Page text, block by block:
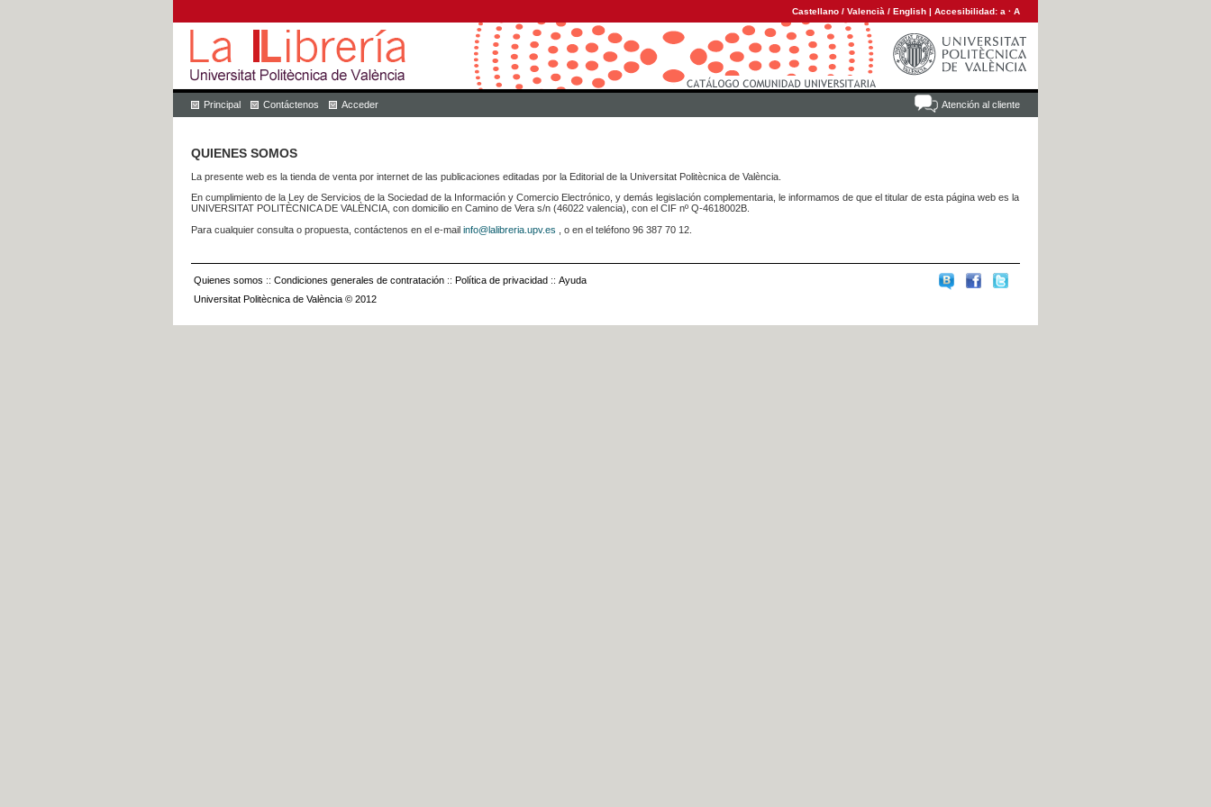
Castellano / Valencià / English | Accesibilidad: a · A
Atención al cliente
Principal Contáctenos Acceder
QUIENES SOMOS
La presente web es la tienda de venta por internet de las publicaciones editadas por la Editorial de la Universitat Politècnica de València.
En cumplimiento de la Ley de Servicios de la Sociedad de la Información y Comercio Electrónico, y demás legislación complementaria, le informamos de que el titular de esta página web es la
UNIVERSITAT POLITÈCNICA DE VALÈNCIA, con domicilio en Camino de Vera s/n (46022 valencia), con el CIF nº Q-4618002B.
Para cualquier consulta o propuesta, contáctenos en el e-mail info@lalibreria.upv.es , o en el teléfono 96 387 70 12.
Quienes somos :: Condiciones generales de contratación :: Política de privacidad :: Ayuda
Universitat Politècnica de València © 2012